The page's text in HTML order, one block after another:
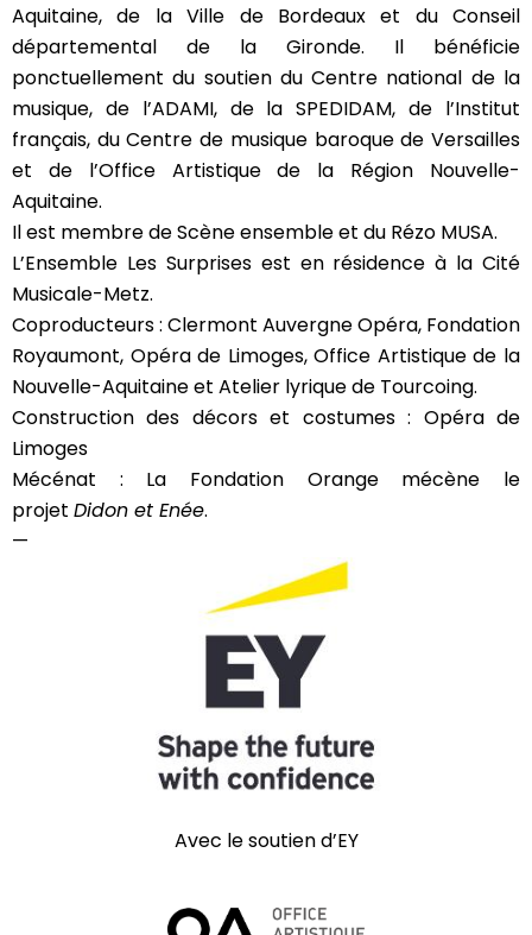
Aquitaine, de la Ville de Bordeaux et du Conseil
départemental de la Gironde. Il bénéficie
ponctuellement du soutien du Centre national de la
musique, de l’ADAMI, de la SPEDIDAM, de l’Institut
français, du Centre de musique baroque de Versailles
et de l’Office Artistique de la Région Nouvelle-
Aquitaine.
Il est membre de Scène ensemble et du Rézo MUSA.
L’Ensemble Les Surprises est en résidence à la Cité
Musicale-Metz.
Coproducteurs : Clermont Auvergne Opéra, Fondation
Royaumont, Opéra de Limoges, Office Artistique de la
Nouvelle-Aquitaineet Atelier lyrique de Tourcoing.
Construction des décors et costumes : Opéra de
Limoges
Mécénat : La Fondation Orange mécène le
projet Didon et Enée.
—
Avec le soutien d’EY